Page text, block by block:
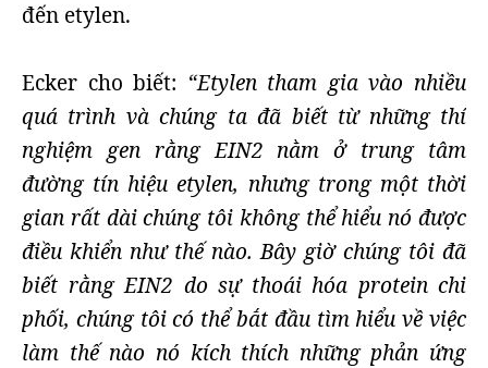
đến etylen.
Ecker cho biết: “Etylen tham gia vào nhiều
quá trình và chúng ta đã biết từ những thí
nghiệm gen rằng EIN2 nằm ở trung tâm
đường tín hiệu etylen, nhưng trong một thời
gian rất dài chúng tôi không thể hiểu nó được
điều khiển như thế nào. Bây giờ chúng tôi đã
biết rằng EIN2 do sự thoái hóa protein chi
phối, chúng tôi có thể bắt đầu tìm hiểu về việc
làm thế nào nó kích thích những phản ứng